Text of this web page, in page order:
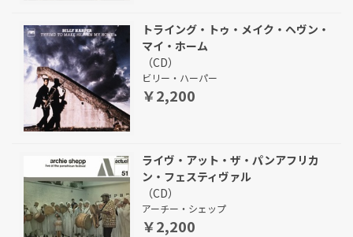
トライング・トゥ・メイク・ヘヴン・
マイ・ホーム
（CD）
ビリー・ハーパー
￥2,200
ライヴ・アット・ザ・パンアフリカ
ン・フェスティヴァル
（CD）
アーチー・シェップ
￥2,200